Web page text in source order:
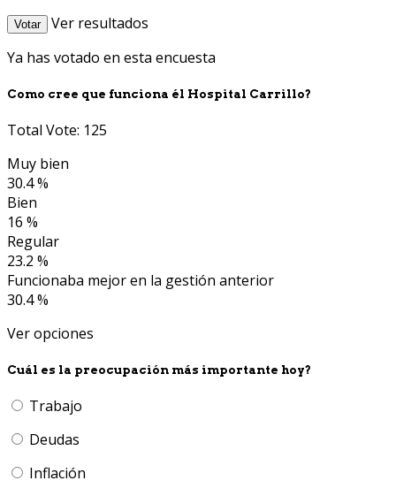
Votar
Ver resultados
Ya has votado en esta encuesta
Como cree que funciona él Hospital Carrillo?
Total Vote: 125
Muy bien
30.4 %
Bien
16 %
Regular
23.2 %
Funcionaba mejor en la gestión anterior
30.4 %
Ver opciones
Cuál es la preocupación más importante hoy?
Trabajo
Deudas
Inflación